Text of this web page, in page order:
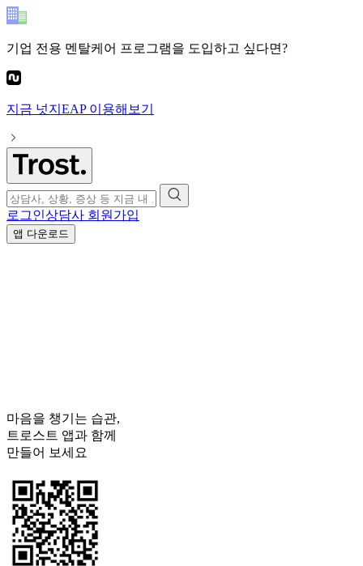
기업 전용 멘탈케어 프로그램을 도입하고 싶다면?
지금 넛지EAP이용해보기
로그인상담사 회원가입
앱 다운로드
마음을 챙기는 습관,
트로스트 앱과 함께
만들어 보세요